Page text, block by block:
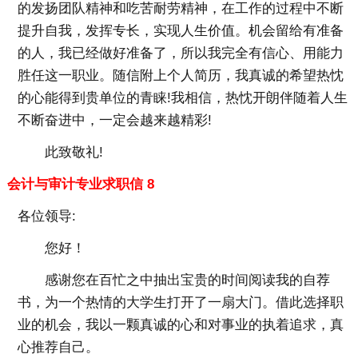
的发扬团队精神和吃苦耐劳精神，在工作的过程中不断
提升自我，发挥专长，实现人生价值。机会留给有准备
的人，我已经做好准备了，所以我完全有信心、用能力
胜任这一职业。随信附上个人简历，我真诚的希望热忱
的心能得到贵单位的青睐!我相信，热忱开朗伴随着人生
不断奋进中，一定会越来越精彩!
此致敬礼!
会计与审计专业求职信 8
各位领导:
您好！
感谢您在百忙之中抽出宝贵的时间阅读我的自荐
书，为一个热情的大学生打开了一扇大门。借此选择职
业的机会，我以一颗真诚的心和对事业的执着追求，真
心推荐自己。